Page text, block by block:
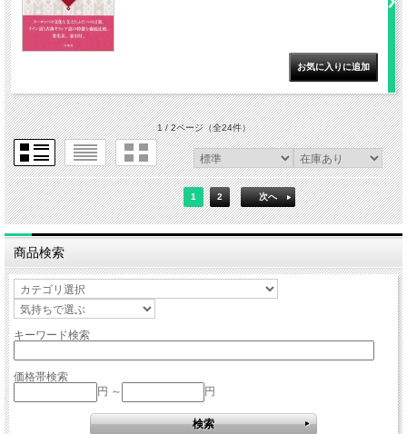
1 / 2ページ（全24件）
1 2 次へ
商品検索
キーワード検索
価格帯検索
円 ～
円